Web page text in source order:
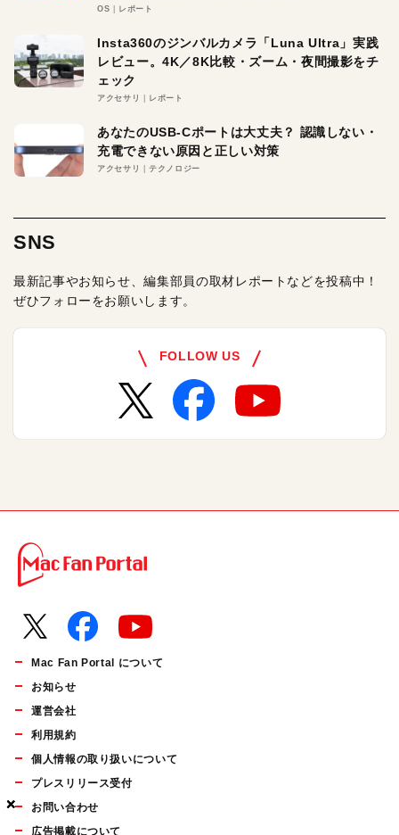
×
×
×
OS レポート
Insta360のジンバルカメラ「Luna Ultra」実践
レビュー。4K／8K比較・ズーム・夜間撮影をチ
ェック
アクセサリ レポート
あなたのUSB-Cポートは大丈夫？ 認識しない・
充電できない原因と正しい対策
アクセサリ テクノロジー
SNS
最新記事やお知らせ、編集部員の取材レポートなどを投稿中！
ぜひフォローをお願いします。
FOLLOW US
Mac Fan Portal について
お知らせ
運営会社
利用規約
個人情報の取り扱いについて
プレスリリース受付
お問い合わせ
広告掲載について